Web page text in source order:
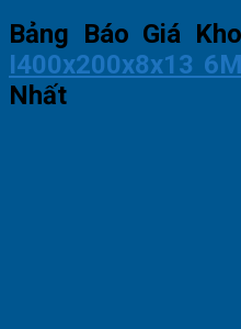
Bảng Báo Giá
I400x200x8x13
Nhất